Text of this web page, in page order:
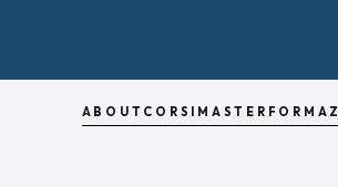
ABOUT CORSI MASTER